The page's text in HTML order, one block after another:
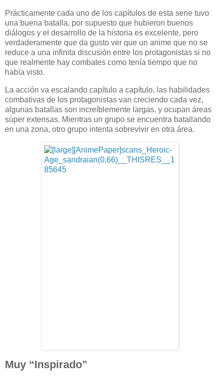
Prácticamente cada uno de los capítulos de esta serie tuvo
una buena batalla, por supuesto que hubieron buenos
diálogos y el desarrollo de la historia es excelente, pero
verdaderamente que da gusto ver que un anime que no se
reduce a una infinita discusión entre los protagonistas si no
que realmente hay combates como tenía tiempo que no
había visto.
La acción va escalando capítulo a capítulo, las habilidades
combativas de los protagonistas van creciendo cada vez,
algunas batallas son increíblemente largas, y ocupan áreas
súper extensas. Mientras un grupo se encuentra batallando
en una zona, otro grupo intenta sobrevivir en otra área.
Muy “Inspirado”